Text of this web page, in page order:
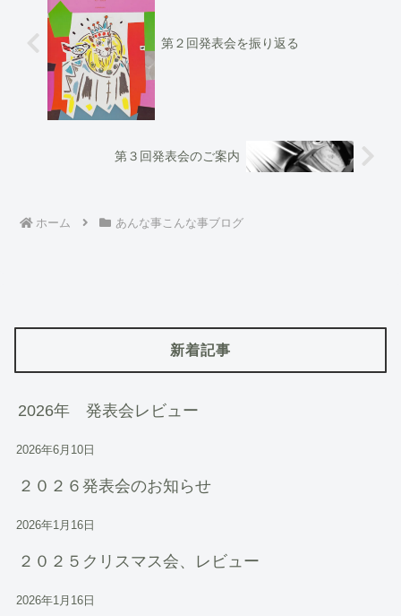
第２回発表会を振り返る
第３回発表会のご案内
ホーム あんな事こんな事ブログ
新着記事
2026年 発表会レビュー
2026年6月10日
２０２６発表会のお知らせ
2026年1月16日
２０２５クリスマス会、レビュー
2026年1月16日